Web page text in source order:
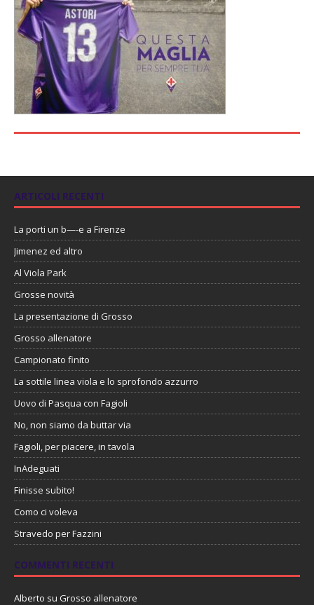
ARTICOLI RECENTI
La porti un b—-e a Firenze
Jimenez ed altro
Al Viola Park
Grosse novità
La presentazione di Grosso
Grosso allenatore
Campionato finito
La sottile linea viola e lo sprofondo azzurro
Uovo di Pasqua con Fagioli
No, non siamo da buttar via
Fagioli, per piacere, in tavola
InAdeguati
Finisse subito!
Como ci voleva
Stravedo per Fazzini
COMMENTI RECENTI
Alberto su Grosso allenatore